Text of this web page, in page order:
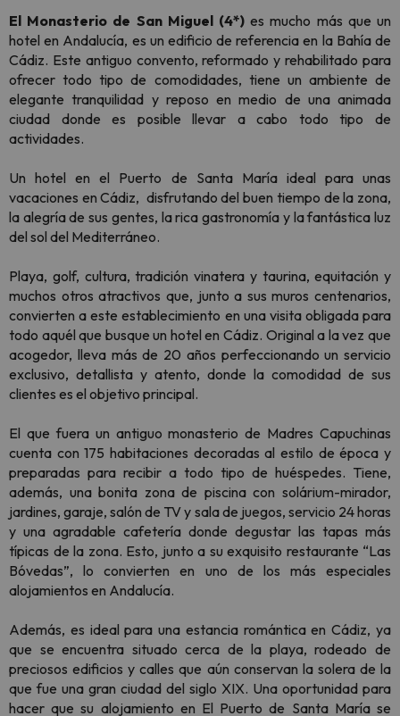
El Monasterio de San Miguel (4*) es mucho más que un
hotel en Andalucía, es un edificio de referencia en la Bahía de
Cádiz. Este antiguo convento, reformado y rehabilitado para
ofrecer todo tipo de comodidades, tiene un ambiente de
elegante tranquilidad y reposo en medio de una animada
ciudad donde es posible llevar a cabo todo tipo de
actividades.
Un hotel en el Puerto de Santa María ideal para unas
vacaciones en Cádiz, disfrutando del buen tiempo de la zona,
la alegría de sus gentes, la rica gastronomía y la fantástica luz
del sol del Mediterráneo.
Playa, golf, cultura, tradición vinatera y taurina, equitación y
muchos otros atractivos que, junto a sus muros centenarios,
convierten a este establecimiento en una visita obligada para
todo aquél que busque un hotel en Cádiz. Original a la vez que
acogedor, lleva más de 20 años perfeccionando un servicio
exclusivo, detallista y atento, donde la comodidad de sus
clientes es el objetivo principal.
El que fuera un antiguo monasterio de Madres Capuchinas
cuenta con 175 habitaciones decoradas al estilo de época y
preparadas para recibir a todo tipo de huéspedes. Tiene,
además, una bonita zona de piscina con solárium-mirador,
jardines, garaje, salón de TV y sala de juegos, servicio 24 horas
y una agradable cafetería donde degustar las tapas más
típicas de la zona. Esto, junto a su exquisito restaurante “Las
Bóvedas”, lo convierten en uno de los más especiales
alojamientos en Andalucía.
Además, es ideal para una estancia romántica en Cádiz, ya
que se encuentra situado cerca de la playa, rodeado de
preciosos edificios y calles que aún conservan la solera de la
que fue una gran ciudad del siglo XIX. Una oportunidad para
hacer que su alojamiento en El Puerto de Santa María se